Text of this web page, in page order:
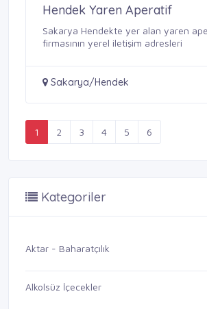
Hendek Yaren Aperatif
Sakarya Hendekte yer alan yaren
firmasının yerel iletişim adresleri
Sakarya/Hendek
1 2 3 4 5 6
Kategoriler
Aktar - Baharatçılık
Alkolsüz İçecekler